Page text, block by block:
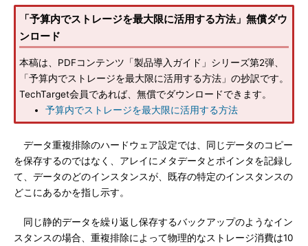
「予算内でストレージを最大限に活用する方法」無償ダウ
ンロード
本稿は、PDFコンテンツ「製品導入ガイド」シリーズ第2弾、
「予算内でストレージを最大限に活用する方法」の抄訳です。
TechTarget会員であれば、無償でダウンロードできます。
予算内でストレージを最大限に活用する方法
データ重複排除のハードウェア設定では、同じデータのコピー
を保存するのではなく、アレイにメタデータとポインタを記録し
て、データのどのインスタンスが、既存の特定のインスタンスの
どこにあるかを指し示す。
同じ静的データを繰り返し保存するバックアップのようなイン
スタンスの場合、重複排除によって物理的なストレージ消費は10